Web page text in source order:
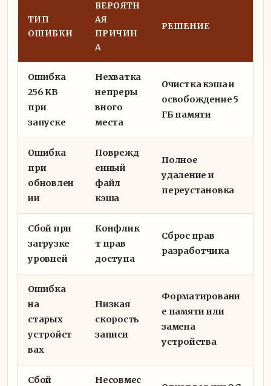
ТИП
ОШИБКИ
ВЕРОЯТН
АЯ
ПРИЧИН
А
РЕШЕНИЕ
Ошибка
256 KB
при
запуске
Нехватка
непреры
вного
места
Очистка кэша и
освобождение 5
ГБ памяти
Ошибка
при
обновлен
ии
Поврежд
енный
файл
кэша
Полное
удаление и
переустановка
Сбой при
загрузке
уровней
Конфлик
т прав
доступа
Сброс прав
разработчика
Ошибка
на
старых
устройст
вах
Низкая
скорость
записи
Форматировани
е памяти или
замена
устройства
Сбой
Несовмес